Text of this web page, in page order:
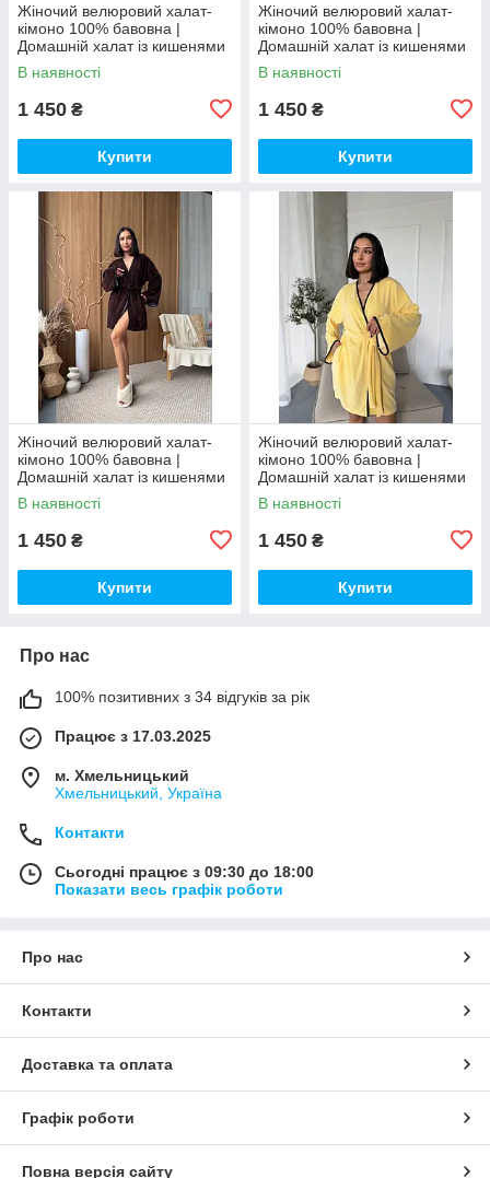
Жіночий велюровий халат-
кімоно 100% бавовна |
Домашній халат із кишенями
| М’який бавовняний халат
В наявності
1 450 ₴
Купити
Жіночий велюровий халат-
кімоно 100% бавовна |
Домашній халат із кишенями
| М’який бавовняний халат
В наявності
1 450 ₴
Купити
Жіночий велюровий халат-
кімоно 100% бавовна |
Домашній халат із кишенями
| М’який бавовняний халат
В наявності
1 450 ₴
Купити
Жіночий велюровий халат-
кімоно 100% бавовна |
Домашній халат із кишенями
| М’який бавовняний халат
В наявності
1 450 ₴
Купити
Про нас
100% позитивних з 34 відгуків за рік
Працює з 17.03.2025
м. Хмельницький
Хмельницький, Україна
Контакти
Сьогодні працює з 09:30 до 18:00
Показати весь графік роботи
Про нас
Контакти
Доставка та оплата
Графік роботи
Повна версія сайту